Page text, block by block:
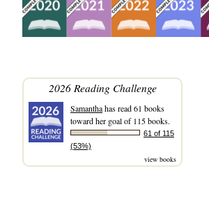
2026 Reading Challenge
Samanthahas read 61 books
toward her goal of 115 books.
61 of 115
(53%)
view books